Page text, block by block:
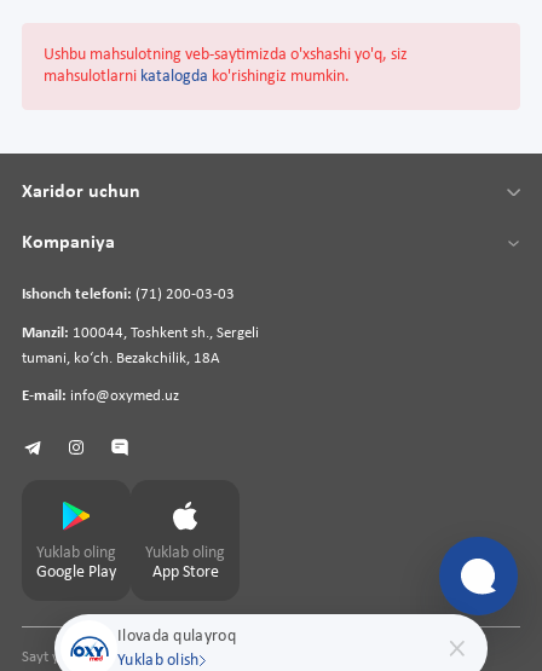
Ushbu mahsulotning veb-saytimizda o'xshashi yo'q, siz
mahsulotlarni katalogda ko'rishingiz mumkin.
Ilovada qulayroq
Yuklab olish
Ishonch telefoni: (71) 200-03-03
Manzil: 100044, Toshkent sh., Sergeli
tumani, koʻch. Bezakchilik, 18A
E-mail: info@oxymed.uz
Xaridor uchun
Kompaniya
Yuklab oling
Google Play
Yuklab oling
App Store
Sayt yaratuvchipharmit.uz